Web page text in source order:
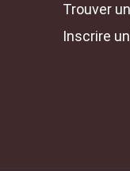
Trouver
Inscrire